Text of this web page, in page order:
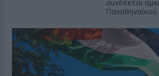
συνδέεται
Παναθηναϊκού.